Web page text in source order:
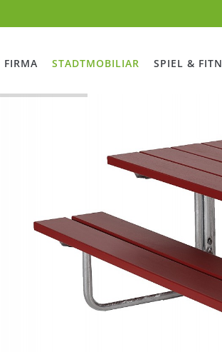
FIRMA STADTMOBILIAR SPIEL &